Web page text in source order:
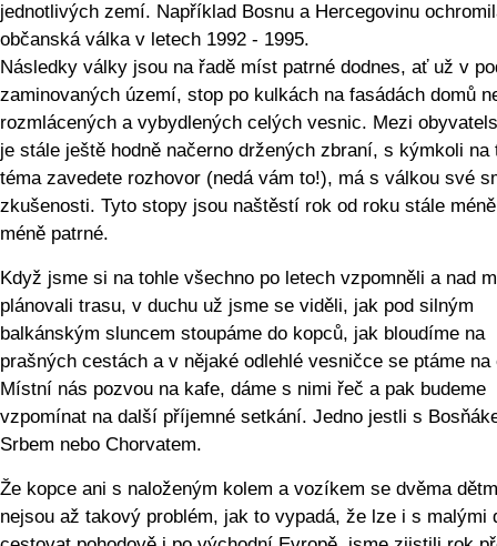
jednotlivých zemí. Například Bosnu a Hercegovinu
občanská válka v letech 1992 - 1995.
Následky války jsou na řadě míst patrné dodnes, ať už v
zaminovaných území, stop po kulkách na fasádách domů
rozmlácených a vybydlených celých vesnic. Mezi
je stále ještě hodně načerno držených zbraní, s kýmkoli na
téma zavedete rozhovor (nedá vám to!), má s válkou své
zkušenosti. Tyto stopy jsou naštěstí rok od roku stále
méně patrné.
Když jsme si na tohle všechno po letech vzpomněli a nad
plánovali trasu, v duchu už jsme se viděli, jak pod silným
balkánským sluncem stoupáme do kopců, jak bloudíme na
prašných cestách a v nějaké odlehlé vesničce se ptáme na
Místní nás pozvou na kafe, dáme s nimi řeč a pak budeme
vzpomínat na další příjemné setkání. Jedno jestli s
Srbem nebo Chorvatem.
Že kopce ani s naloženým kolem a vozíkem se dvěma
nejsou až takový problém, jak to vypadá, že lze i s malými